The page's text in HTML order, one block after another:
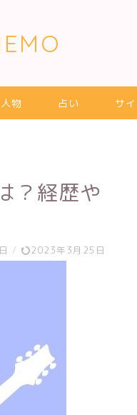
人物 占い サ
？経歴や
/ 2023年3月25日